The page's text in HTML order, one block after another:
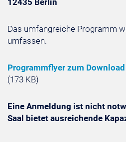
12435 Berlin
Das umfangreiche Programm
umfassen.
Programmflyer zum Download
(173 KB)
Eine Anmeldung ist nicht
Saal bietet ausreichende